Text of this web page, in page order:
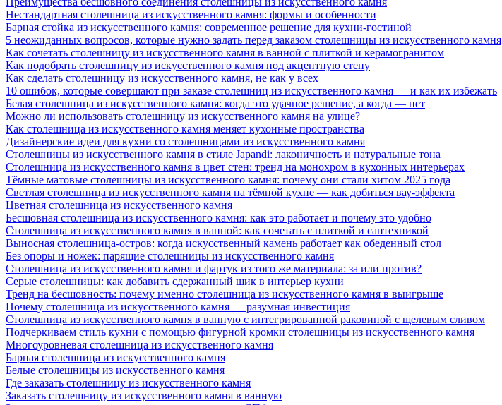
Нестандартная столешница из искусственного камня: формы и особенности
Барная стойка из искусственного камня: современное решение для кухни-гостиной
5 неожиданных вопросов, которые нужно задать перед заказом столешницы из искусственного камня
Как сочетать столешницу из искусственного камня в ванной с плиткой и керамогранитом
Как подобрать столешницу из искусственного камня под акцентную стену
Как сделать столешницу из искусственного камня, не как у всех
10 ошибок, которые совершают при заказе столешниц из искусственного камня — и как их избежать
Белая столешница из искусственного камня: когда это удачное решение, а когда — нет
Можно ли использовать столешницу из искусственного камня на улице?
Как столешница из искусственного камня меняет кухонные пространства
Дизайнерские идеи для кухни со столешницами из искусственного камня
Столешницы из искусственного камня в стиле Japandi: лаконичность и натуральные тона
Столешница из искусственного камня в цвет стен: тренд на монохром в кухонных интерьерах
Тёмные матовые столешницы из искусственного камня: почему они стали хитом 2025 года
Светлая столешница из искусственного камня на тёмной кухне — как добиться вау-эффекта
Цветная столешница из искусственного камня
Бесшовная столешница из искусственного камня: как это работает и почему это удобно
Столешница из искусственного камня в ванной: как сочетать с плиткой и сантехникой
Выносная столешница-остров: когда искусственный камень работает как обеденный стол
Без опоры и ножек: парящие столешницы из искусственного камня
Столешница из искусственного камня и фартук из того же материала: за или против?
Серые столешницы: как добавить сдержанный шик в интерьер кухни
Тренд на бесшовность: почему именно столешница из искусственного камня в выигрыше
Почему столешница из искусственного камня — разумная инвестиция
Столешница из искусственного камня в ванную с интегрированной раковиной с щелевым сливом
Подчеркиваем стиль кухни с помощью фигурной кромки столешницы из искусственного камня
Многоуровневая столешница из искусственного камня
Барная столешница из искусственного камня
Белые столешницы из искусственного камня
Где заказать столешницу из искусственного камня
Заказать столешницу из искусственного камня в ванную